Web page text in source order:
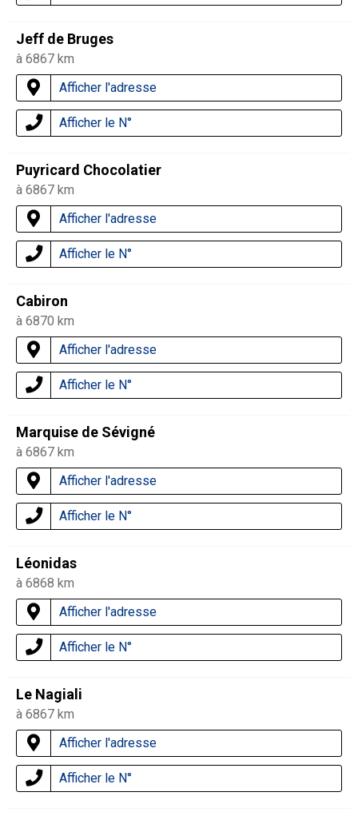
Jeff de Bruges
à 6867 km
Afficher l'adresse
Afficher le N°
Puyricard Chocolatier
à 6867 km
Afficher l'adresse
Afficher le N°
Cabiron
à 6870 km
Afficher l'adresse
Afficher le N°
Marquise de Sévigné
à 6867 km
Afficher l'adresse
Afficher le N°
Léonidas
à 6868 km
Afficher l'adresse
Afficher le N°
Le Nagiali
à 6867 km
Afficher l'adresse
Afficher le N°